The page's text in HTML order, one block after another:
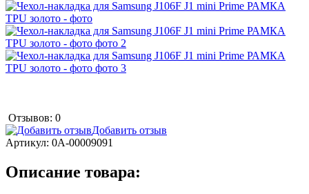
Отзывов: 0
Добавить отзыв
Артикул: 0А-00009091
Описание товара: